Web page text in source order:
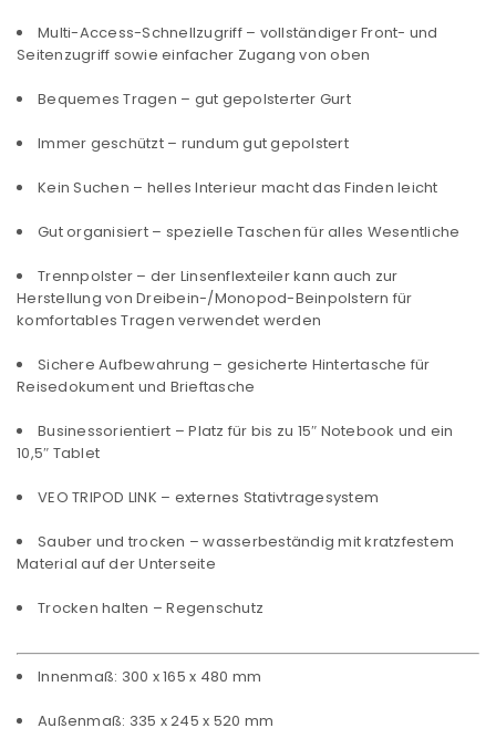
ANMELDEN
Multi-Access-Schnellzugriff – vollständiger Front- und
Seitenzugriff sowie einfacher Zugang von oben
Bequemes Tragen – gut gepolsterter Gurt
Immer geschützt – rundum gut gepolstert
Kein Suchen – helles Interieur macht das Finden leicht
Gut organisiert – spezielle Taschen für alles Wesentliche
Trennpolster – der Linsenflexteiler kann auch zur
Herstellung von Dreibein-/Monopod-Beinpolstern für
komfortables Tragen verwendet werden
Sichere Aufbewahrung – gesicherte Hintertasche für
Reisedokument und Brieftasche
Businessorientiert – Platz für bis zu 15″ Notebook und ein
10,5″ Tablet
VEO TRIPOD LINK – externes Stativtragesystem
Sauber und trocken – wasserbeständig mit kratzfestem
Material auf der Unterseite
Trocken halten – Regenschutz
Innenmaß: 300 x 165 x 480 mm
Außenmaß: 335 x 245 x 520 mm